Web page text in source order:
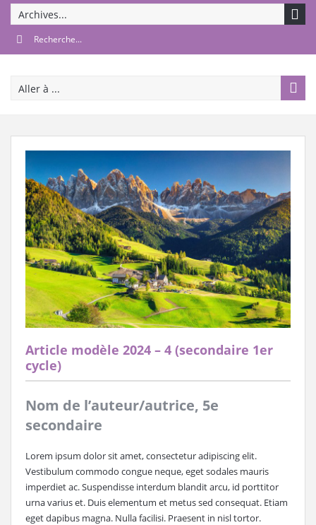
Archives...
Aller à ...
Article modèle 2024 – 4 (secondaire 1er
cycle)
Nom de l’auteur/autrice, 5e
secondaire
Lorem ipsum dolor sit amet, consectetur adipiscing elit.
Vestibulum commodo congue neque, eget sodales mauris
imperdiet ac. Suspendisse interdum blandit arcu, id porttitor
urna varius et. Duis elementum et metus sed consequat. Etiam
eget dapibus magna. Nulla facilisi. Praesent in nisl tortor.